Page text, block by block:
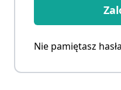
Nie pamiętasz